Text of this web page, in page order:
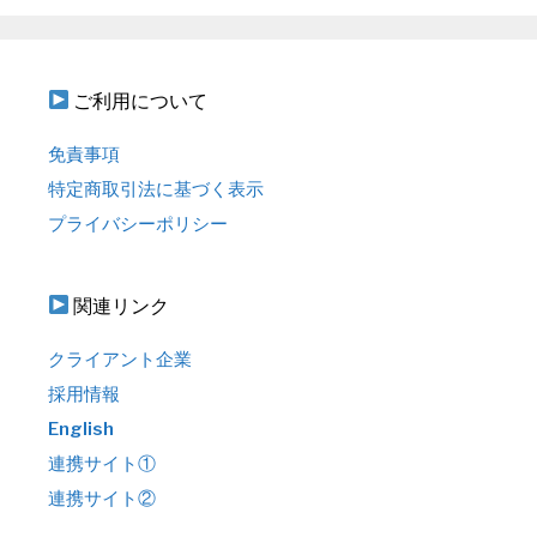
ご利用について
免責事項
特定商取引法に基づく表示
プライバシーポリシー
関連リンク
クライアント企業
採用情報
English
連携サイト①
連携サイト②